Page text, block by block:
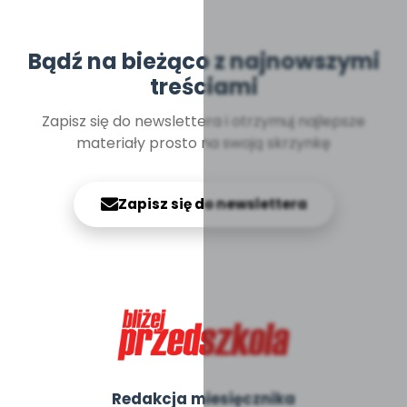
Bądź na bieżąco z najnowszymi
treściami
Zapisz się do newslettera i otrzymuj najlepsze
materiały prosto na swoją skrzynkę
Zapisz się do newslettera
Redakcja miesięcznika